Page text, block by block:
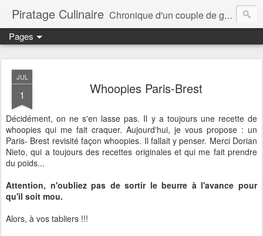
Piratage Culinaire Chronique d'un couple de gourmands
Pages
JUL
1 Whoopies Paris-Brest
Décidément, on ne s'en lasse pas. Il y a toujours une recette de
whoopies qui me fait craquer. Aujourd'hui, je vous propose : un
Paris- Brest revisité façon whoopies. Il fallait y penser. Merci Dorian
Nieto, qui a toujours des recettes originales et qui me fait prendre
du poids...
Attention, n'oubliez pas de sortir le beurre à l'avance pour
qu'il soit mou.
Alors, à vos tabliers !!!